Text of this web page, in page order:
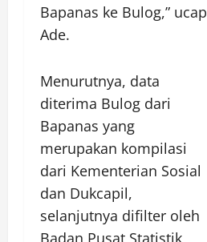
Bapanas ke Bulog,” ucap
Ade.
Menurutnya, data
diterima Bulog dari
Bapanas yang
merupakan kompilasi
dari Kementerian Sosial
dan Dukcapil,
selanjutnya difilter oleh
Badan Pusat Statistik